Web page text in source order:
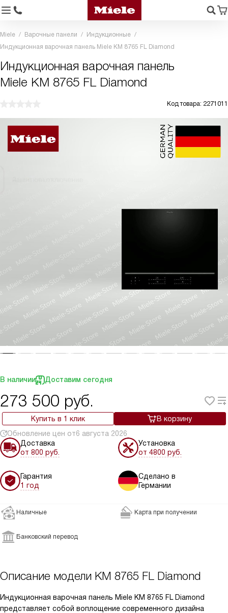
Miele Варочные панели
Индукционные
Индукционная варочная панель Miele KM 8765 FL Diamond
Индукционная варочная панель
Miele KM 8765 FL Diamond
Код товара: 2271011
В наличии Доставим сегодня
273 500 руб.
Купить в 1 клик
В корзину
Обновление цен от6 августа 2026
Доставка
от 800 руб.
Установка
от 4800 руб.
Гарантия
1 год
Сделано в
Германии
Наличные Карта при получении
Банковский перевод
Описание модели KM 8765 FL Diamond
Индукционная варочная панель Miele KM 8765 FL Diamond
представляет собой воплощение современного дизайна